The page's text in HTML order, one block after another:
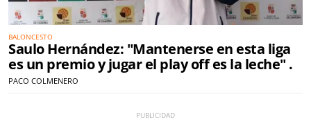
BALONCESTO
Saulo Hernández: "Mantenerse en esta liga
es un premio y jugar el play off es la leche" .
PACO COLMENERO